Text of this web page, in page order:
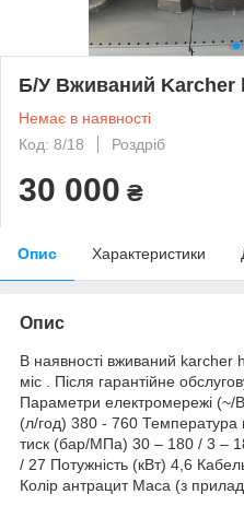
Б/У Вживаний Karcher
Немає в наявності
Код: 8/18
Роздріб
30 000 ₴
Опис Характеристики
Опис
В наявності вживаний karcher
міс . Після гарантійне
Параметри електромережі (~/
(л/год) 380 - 760 Температура
тиск (бар/МПа) 30 – 180 / 3 –
/ 27 Потужність (кВт) 4,6
Колір антрацит Маса (з